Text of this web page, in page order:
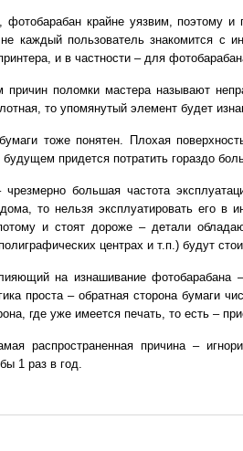
фотобарабан крайне уязвим, поэтому и
каждый пользователь знакомится с
и в частности – для
поломки мастера называют
то упомянутый элемент будет
тоже понятен. Плохая
будущем придется потратить гораздо
чрезмерно большая частота
то нельзя эксплуатировать его
и стоят дороже – детали
центрах и т.п.) будут
на изнашивание фотобарабана
проста – обратная сторона бумаги
где уже имеется печать, то есть –
распространенная причина –
1 раз в год.